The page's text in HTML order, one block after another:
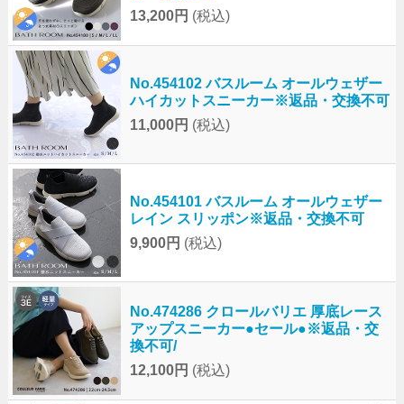
13,200円 (税込)
No.454102 バスルーム オールウェザー
ハイカットスニーカー※返品・交換不可
11,000円 (税込)
No.454101 バスルーム オールウェザー
レイン スリッポン※返品・交換不可
9,900円 (税込)
No.474286 クロールバリエ 厚底レース
アップスニーカー●セール●※返品・交
換不可/
12,100円 (税込)